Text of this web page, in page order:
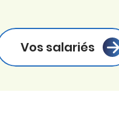
Vos salariés